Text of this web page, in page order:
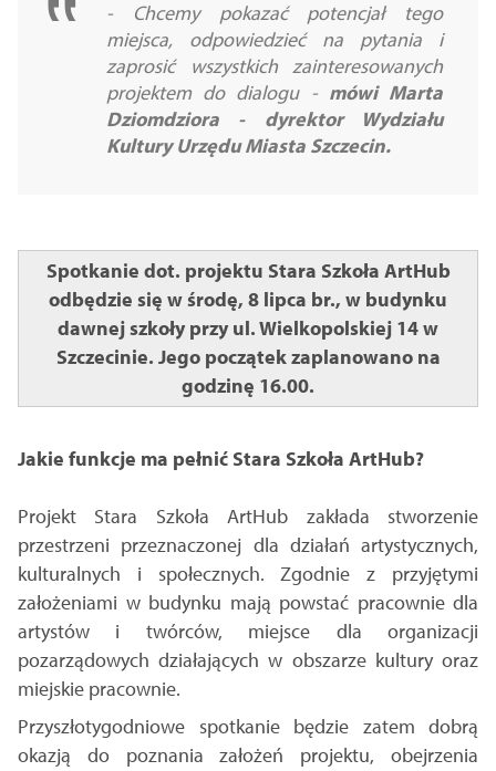
- Chcemy pokazać potencjał tego
miejsca, odpowiedzieć na pytania i
zaprosić wszystkich zainteresowanych
projektem do dialogu- mówi Marta
Dziomdziora - dyrektor Wydziału
Kultury Urzędu Miasta Szczecin.
Spotkanie dot. projektu Stara Szkoła ArtHub
odbędzie się w środę, 8 lipca br., w budynku
dawnej szkoły przy ul. Wielkopolskiej 14 w
Szczecinie. Jego początek zaplanowano na
godzinę 16.00.
Jakie funkcje ma pełnić Stara Szkoła ArtHub?
Projekt Stara Szkoła ArtHub zakłada stworzenie
przestrzeni przeznaczonej dla działań artystycznych,
kulturalnych i społecznych. Zgodnie z przyjętymi
założeniami w budynku mają powstać pracownie dla
artystów i twórców, miejsce dla organizacji
pozarządowych działających w obszarze kultury oraz
miejskie pracownie.
Przyszłotygodniowe spotkanie będzie zatem dobrą
okazją do poznania założeń projektu, obejrzenia